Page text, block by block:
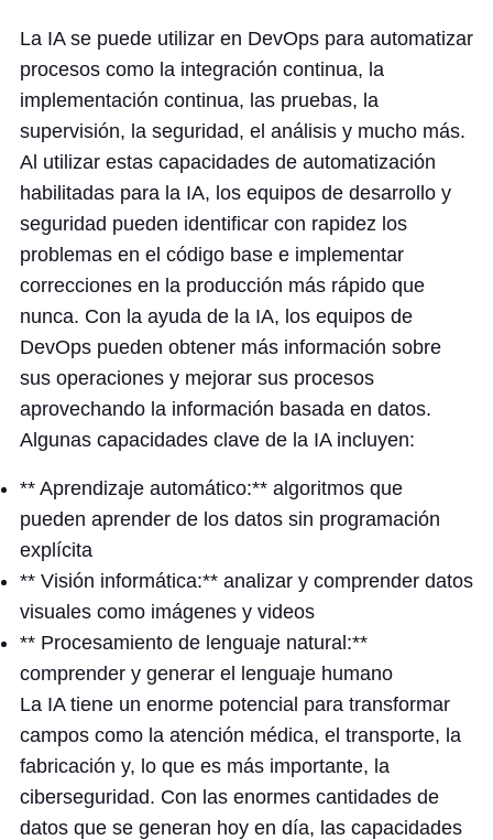
La IA se puede utilizar en DevOps para automatizar
procesos como la integración continua, la
implementación continua, las pruebas, la
supervisión, la seguridad, el análisis y mucho más.
Al utilizar estas capacidades de automatización
habilitadas para la IA, los equipos de desarrollo y
seguridad pueden identificar con rapidez los
problemas en el código base e implementar
correcciones en la producción más rápido que
nunca. Con la ayuda de la IA, los equipos de
DevOps pueden obtener más información sobre
sus operaciones y mejorar sus procesos
aprovechando la información basada en datos.
Algunas capacidades clave de la IA incluyen:
** Aprendizaje automático:** algoritmos que
pueden aprender de los datos sin programación
explícita
** Visión informática:** analizar y comprender datos
visuales como imágenes y videos
** Procesamiento de lenguaje natural:**
comprender y generar el lenguaje humano
La IA tiene un enorme potencial para transformar
campos como la atención médica, el transporte, la
fabricación y, lo que es más importante, la
ciberseguridad. Con las enormes cantidades de
datos que se generan hoy en día, las capacidades